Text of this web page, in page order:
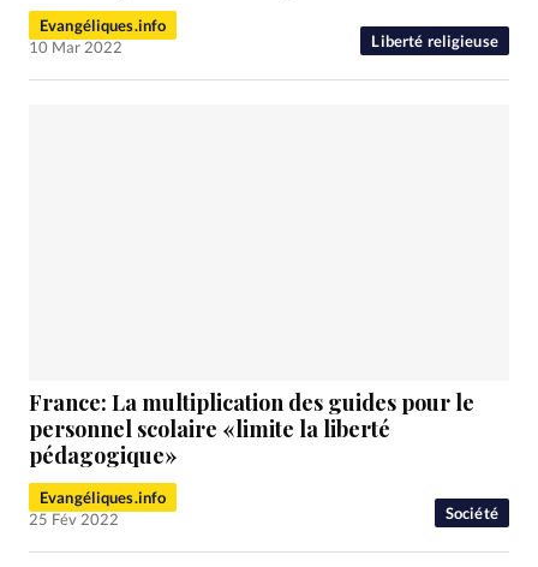
Liberté religieuse
Evangéliques.info
10 Mar 2022
Société
France: La multiplication des guides pour le
personnel scolaire «limite la liberté
pédagogique»
Evangéliques.info
25 Fév 2022